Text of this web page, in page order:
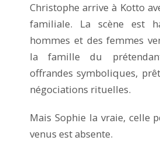
Christophe arrive à Kotto
familiale. La scène est
hommes et des femmes
la famille du
offrandes symboliques,
négociations rituelles.
Mais Sophie la vraie, celle
venus est absente.